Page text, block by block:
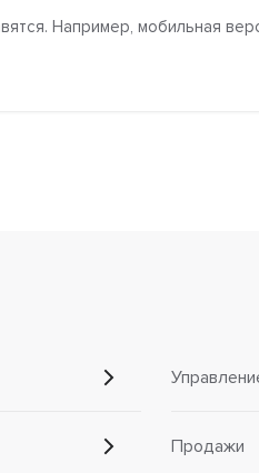
Например, мобильная
Продажи